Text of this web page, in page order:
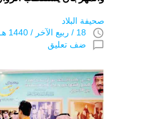
صحيفة البلاد
access_time 18 / ربيع الآخر / 1440 هـ 26 ديسمبر 2018
chat_bubble_outline ضف تعليق